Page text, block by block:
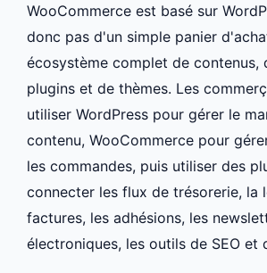
WooCommerce est basé sur
donc pas d'un simple panier
écosystème complet de contenus,
plugins et de thèmes. Les
utiliser WordPress pour gérer le
contenu, WooCommerce pour
les commandes, puis utiliser des
connecter les flux de trésorerie, la
factures, les adhésions, les
électroniques, les outils de SEO et